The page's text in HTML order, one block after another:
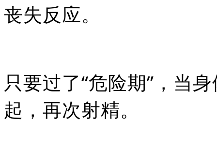
丧失反应。
只要过了“危险期”，当
起，再次射精。